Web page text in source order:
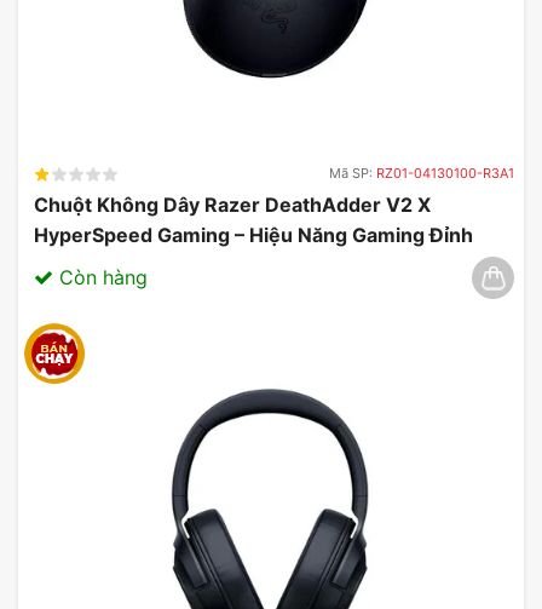
Mã SP: RZ01-04130100-R3A1
Chuột Không Dây Razer DeathAdder V2 X
HyperSpeed Gaming – Hiệu Năng Gaming Đỉnh
Cao 03/2025
Còn hàng